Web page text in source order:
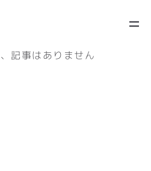
記事はありません